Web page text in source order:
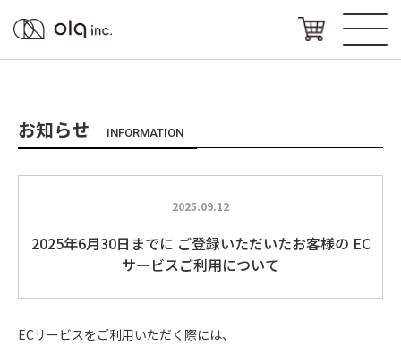
お知らせ INFORMATION
2025.09.12
2025年6月30日までに ご登録いただいたお客様の EC
サービスご利用について
ECサービスをご利用いただく際には、